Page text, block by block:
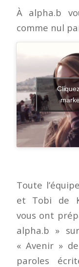
À alpha.b
comme nul
Toute
et Tobi de
vous ont
alpha.b »
« Avenir »
paroles